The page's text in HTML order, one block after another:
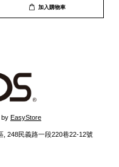
加入購物車
by EasyStore
, 248民義路一段220巷22-12號